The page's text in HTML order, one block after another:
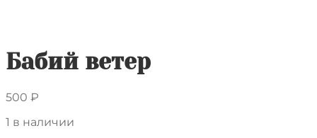
Бабий ветер
500 ₽
1 в наличии